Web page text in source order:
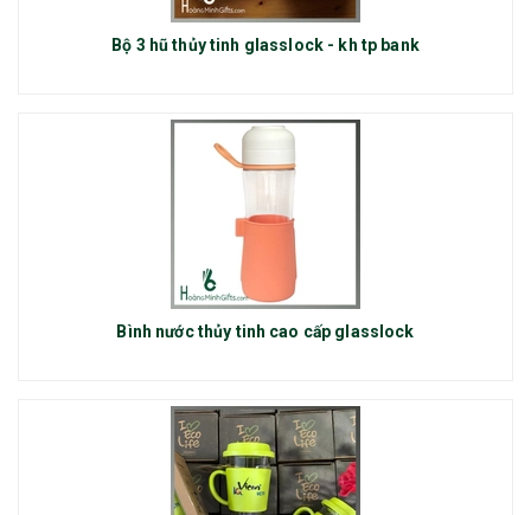
Bộ 3 hũ thủy tinh glasslock - kh tp bank
Bình nước thủy tinh cao cấp glasslock